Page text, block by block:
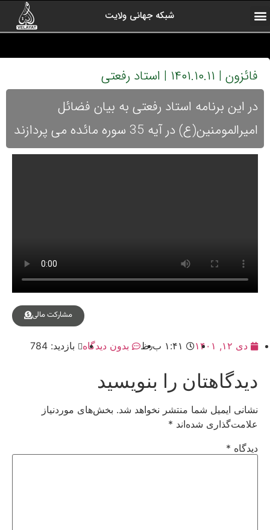
شبکه جهانی ولایت
فائزون | ۱۴۰۱.۱۰.۱۱ | استاد رفعتی
در این برنامه استاد رفعتی به بیان فضائل
امیرالمومنین(ع) در آیه 35 سوره مائده می پردازند
مشارکت مالی
دی ۱۲, ۱۴۰۱ ۱:۴۱ ب٫ظ بدون دیدگاه بازدید: 784
دیدگاهتان را بنویسید
نشانی ایمیل شما منتشر نخواهد شد. بخش‌های موردنیاز
علامت‌گذاری شده‌اند *
دیدگاه *